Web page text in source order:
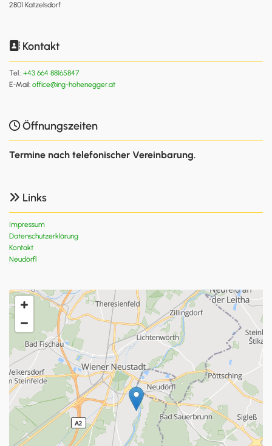
2801 Katzelsdorf
 Kontakt
Tel.: +43 664 88165847
E-Mail: office@ing-hohenegger.at
Öffnungszeiten
Termine nach telefonischer Vereinbarung.
 Links
Impressum
Datenschutzerklärung
Kontakt
Neudörfl